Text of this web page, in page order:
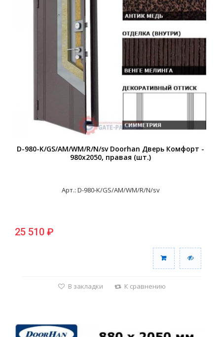
D-980-K/GS/AM/WM/R/N/sv Doorhan Дверь Комфорт -
980х2050, правая (шт.)
Арт.: D-980-K/GS/AM/WM/R/N/sv
25 510 ₽
В закладки К сравнению